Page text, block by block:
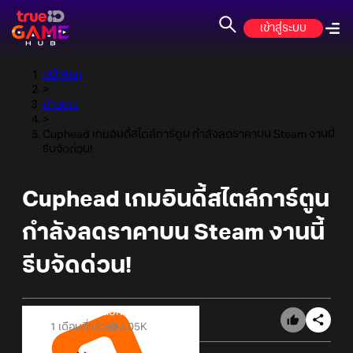
เข้าสู่ระบบ
หน้าแรก
>
ข่าวเกม
>
Cuphead เกมอินดี้สไตล์การ์ตูน กำลังลดราคาบน Steam งานนี้
รีบจัดด่วน!
Cuphead เกมอินดี้สไตล์การ์ตูน
กำลังลดราคาบน Steam งานนี้
รีบจัดด่วน!
Online Station
1 เดือนที่แล้ว
3.05K